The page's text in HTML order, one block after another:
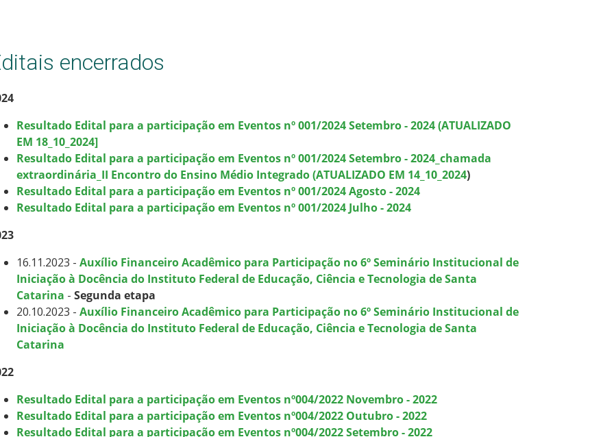
encerrados
Resultado Edital para a participação em Eventos nº 001/2024 Setembro - 2024(ATUALIZADO
EM 18_10_2024]
Resultado Edital para a participação em Eventos nº 001/2024 Setembro - 2024_chamada
extraordinária_II Encontro do Ensino Médio Integrado(ATUALIZADO EM 14_10_2024)
Resultado Edital para a participação em Eventos nº 001/2024 Agosto - 2024
Resultado Edital para a participação em Eventos nº 001/2024 Julho - 2024
16.11.2023 - Auxílio Financeiro Acadêmico para Participação no 6º Seminário Institucional de
Iniciação à Docência do Instituto Federal de Educação, Ciência e Tecnologia de Santa
Catarina - Segunda etapa
20.10.2023 - Auxílio Financeiro Acadêmico para Participação no 6º Seminário Institucional de
Iniciação à Docência do Instituto Federal de Educação, Ciência e Tecnologia de Santa
Catarina
Resultado Edital para a participação em Eventos nº004/2022 Novembro - 2022
Resultado Edital para a participação em Eventos nº004/2022 Outubro - 2022
Resultado Edital para a participação em Eventos nº004/2022 Setembro - 2022